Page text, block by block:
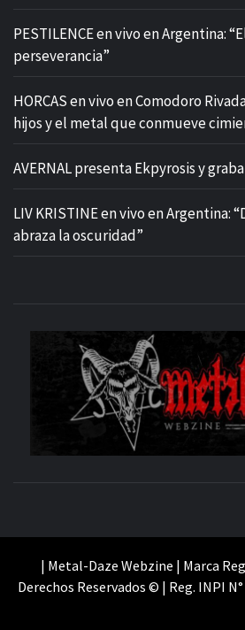
PESTILENCE en vivo en Argentina:
perseverancia”
HORCAS en vivo en Comodoro
hijos y el metal que conmueve
AVERNAL presenta Ekpyrosis y
LIV KRISTINE en vivo en Argentina:
abraza la oscuridad”
| Metal-Daze Webzine | Marca
Derechos Reservados © | Reg. INPI